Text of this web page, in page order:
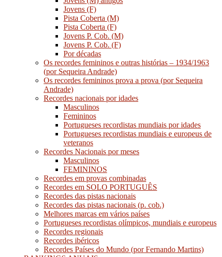
Jovens (F)
Pista Coberta (M)
Pista Coberta (F)
Jovens P. Cob. (M)
Jovens P. Cob. (F)
Por décadas
Os recordes femininos e outras histórias – 1934/1963
(por Sequeira Andrade)
Os recordes femininos prova a prova (por Sequeira
Andrade)
Recordes nacionais por idades
Masculinos
Femininos
Portugueses recordistas mundiais por idades
Portugueses recordistas mundiais e europeus de
veteranos
Recordes Nacionais por meses
Masculinos
FEMININOS
Recordes em provas combinadas
Recordes em SOLO PORTUGUÊS
Recordes das pistas nacionais
Recordes das pistas nacionais (p. cob.)
Melhores marcas em vários países
Portugueses recordistas olímpicos, mundiais e europeus
Recordes regionais
Recordes ibéricos
Recordes Países do Mundo (por Fernando Martins)